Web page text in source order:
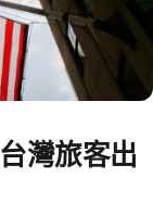
灣旅客出